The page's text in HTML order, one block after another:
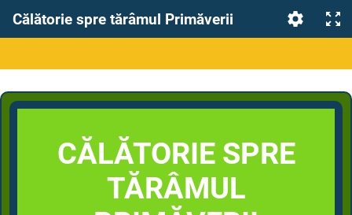
Călătorie spre tărâmul Primăverii
CĂLĂTORIE SPRE
TĂRÂMUL